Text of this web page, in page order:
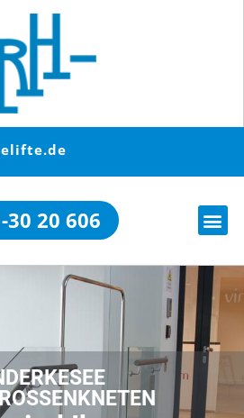
30 20 606